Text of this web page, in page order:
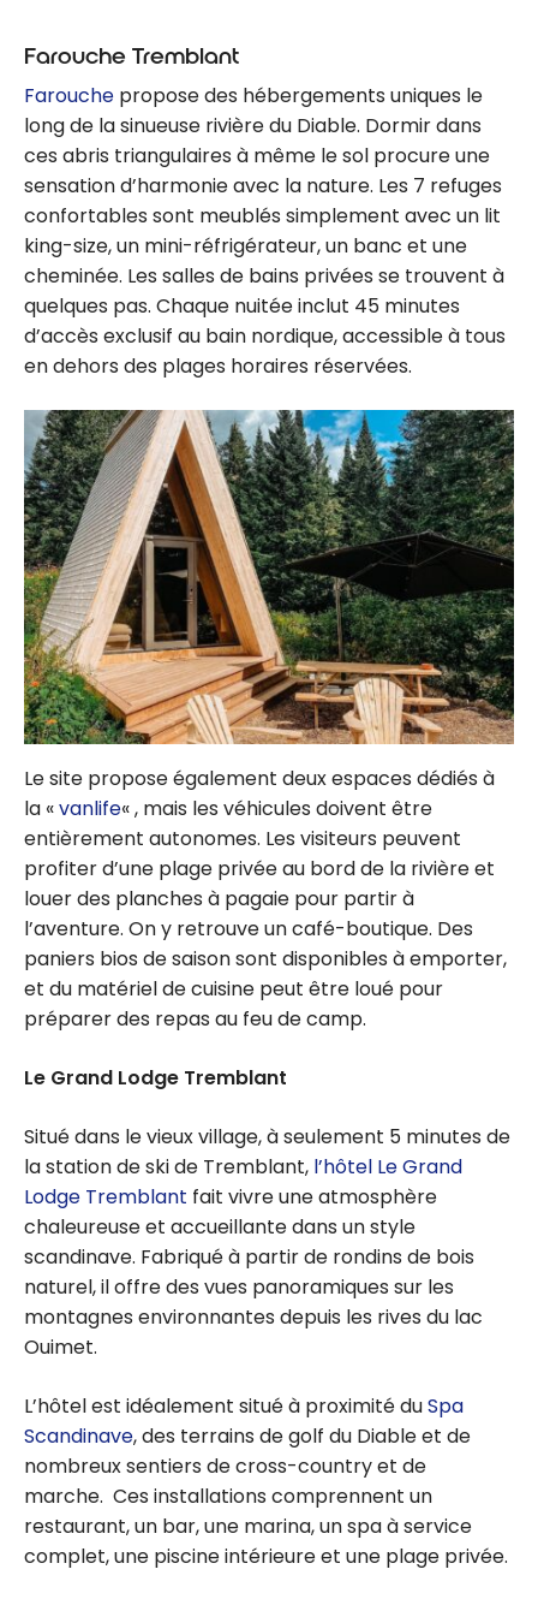
Farouche Tremblant
Farouche propose des hébergements uniques le
long de la sinueuse rivière du Diable. Dormir dans
ces abris triangulaires à même le sol procure une
sensation d’harmonie avec la nature. Les 7 refuges
confortables sont meublés simplement avec un lit
king-size, un mini-réfrigérateur, un banc et une
cheminée. Les salles de bains privées se trouvent à
quelques pas. Chaque nuitée inclut 45 minutes
d’accès exclusif au bain nordique, accessible à tous
en dehors des plages horaires réservées.
Le site propose également deux espaces dédiés à
la «vanlife« , mais les véhicules doivent être
entièrement autonomes. Les visiteurs peuvent
profiter d’une plage privée au bord de la rivière et
louer des planches à pagaie pour partir à
l’aventure. On y retrouve un café-boutique. Des
paniers bios de saison sont disponibles à emporter,
et du matériel de cuisine peut être loué pour
préparer des repas au feu de camp.
Le Grand Lodge Tremblant
Situé dans le vieux village, à seulement 5 minutes de
la station de ski de Tremblant, l’hôtel Le Grand
Lodge Tremblant fait vivre une atmosphère
chaleureuse et accueillante dans un style
scandinave. Fabriqué à partir de rondins de bois
naturel, il offre des vues panoramiques sur les
montagnes environnantes depuis les rives du lac
Ouimet.
L’hôtel est idéalement situé à proximité duSpa
Scandinave, des terrains de golf du Diable et de
nombreux sentiers de cross-country et de
marche. Ces installations comprennent un
restaurant, un bar, une marina, un spa à service
complet, une piscine intérieure et une plage privée.